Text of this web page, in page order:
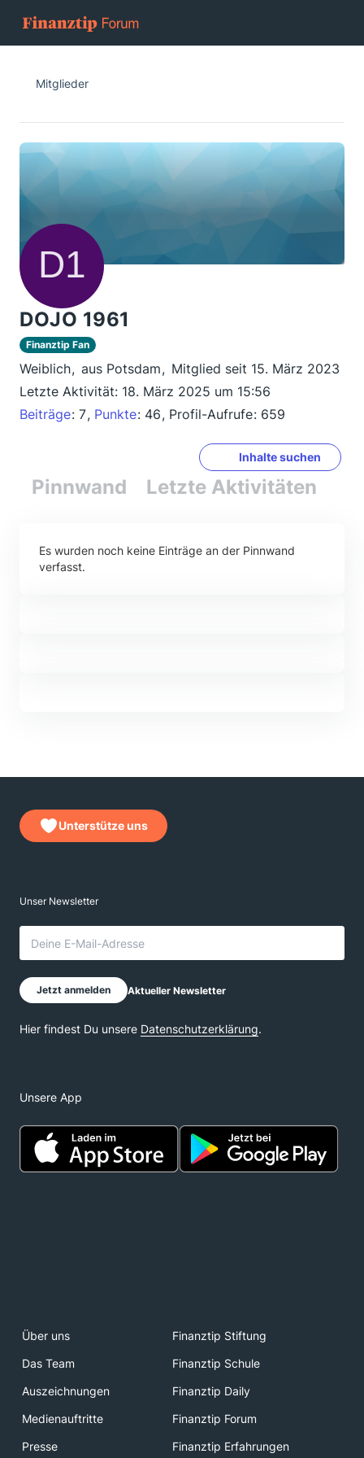
Mitglieder
DOJO 1961
Finanztip Fan
Weiblich aus Potsdam
Mitglied seit 15. März 2023
Letzte Aktivität: 18. März 2025 um 15:56
Beiträge 7 Punkte 46 Profil-Aufrufe 659
Inhalte suchen
Pinnwand Letzte Aktivitäten
Es wurden noch keine Einträge an der Pinnwand
verfasst.
Unterstütze uns
Unsere App
Über uns
Finanztip Stiftung
Das Team
Finanztip Schule
Auszeichnungen
Finanztip Daily
Medienauftritte
Finanztip Forum
Presse
Finanztip Erfahrungen